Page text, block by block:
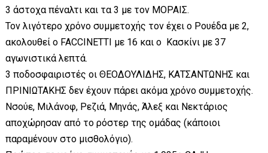
3 άστοχα πέναλτι και τα 3 με τον ΜΟΡΑΙΣ.
Τον λιγότερο χρόνο συμμετοχής τον έχει ο Ρουέδα με 2,
ακολουθεί ο FACCINETTI με 16 και ο Κασκίνι με 37
αγωνιστικά λεπτά.
3 ποδοσφαιριστές οι ΘΕΟΔΟΥΛΙΔΗΣ, ΚΑΤΣΑΝΤΩΝΗΣ και
ΠΡΙΝΙΩΤΑΚΗΣ δεν έχουν πάρει ακόμα χρόνο συμμετοχής.
Νσούε, Μιλάνοφ, Ρεζιά, Μηνάς, Άλεξ και Νεκτάριος
αποχώρησαν από το ρόστερ της ομάδας (κάποιοι
παραμένουν στο μισθολόγιο).